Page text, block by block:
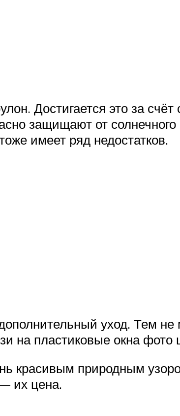
Достигается это за счёт
защищают от солнечного
имеет ряд недостатков.
уход. Тем не
на пластиковые окна фото
красивым природным
их цена.